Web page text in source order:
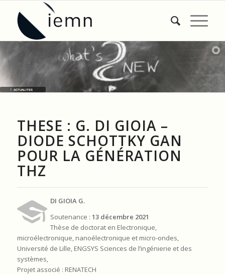
ACTUALITES
THESE : G. DI GIOIA –
DIODE SCHOTTKY GAN
POUR LA GÉNÉRATION
THZ
DI GIOIA G.
Soutenance :13 décembre 2021
Thèse de doctorat en Electronique,
microélectronique, nanoélectronique et micro-ondes,
Université de Lille, ENGSYS Sciences de l’ingénierie et des
systèmes,
Projet associé : RENATECH